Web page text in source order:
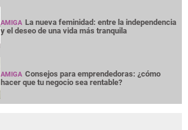
AMIGA La nueva feminidad: entre la independencia
y el deseo de una vida más tranquila
AMIGA Consejos para emprendedoras: ¿cómo
hacer que tu negocio sea rentable?